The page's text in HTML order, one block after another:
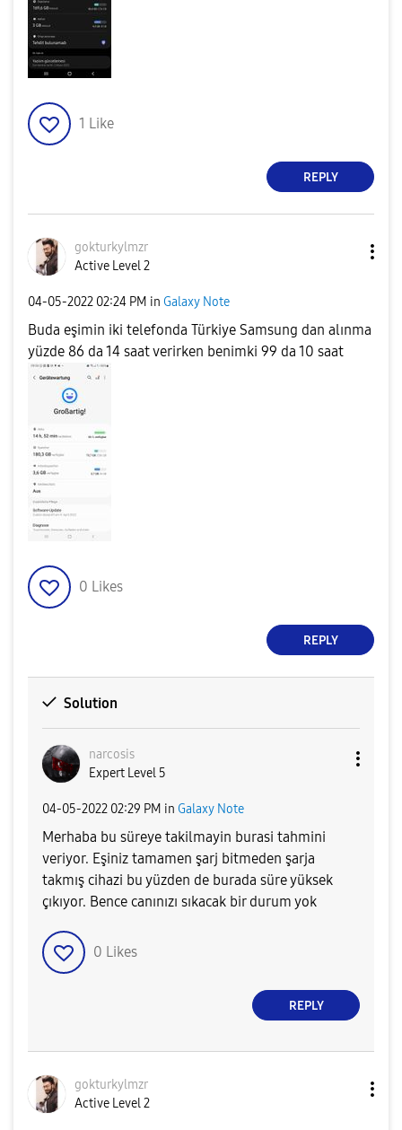
1 Like
REPLY
gokturkylmzr
Active Level 2
‎04-05-2022 02:24 PM in Galaxy Note
Buda eşimin iki telefonda Türkiye Samsung dan alınma
yüzde 86 da 14 saat verirken benimki 99 da 10 saat
0 Likes
REPLY
Solution
narcosis
Expert Level 5
‎04-05-2022 02:29 PM in Galaxy Note
Merhaba bu süreye takilmayin burasi tahmini
veriyor. Eşiniz tamamen şarj bitmeden şarja
takmış cihazi bu yüzden de burada süre yüksek
çıkıyor. Bence canınızı sıkacak bir durum yok
0 Likes
REPLY
gokturkylmzr
Active Level 2